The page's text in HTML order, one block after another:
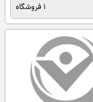
1 فروشگاه